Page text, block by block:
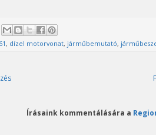
, dízel motorvonat, járműbemutató,
Írásaink kommentálására a